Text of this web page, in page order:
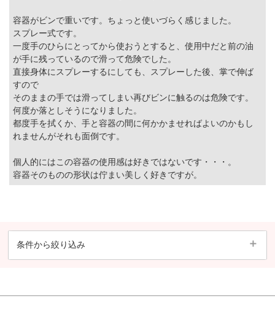
容器がビンで重いです。ちょっと使いづらく感じました。
スプレー式です。
一度手のひらにとってから使おうとすると、使用中だと前の油
が手に残っているので滑って危険でした。
直接身体にスプレーするにしても、スプレーした後、掌で伸ば
すので
そのままの手では滑ってしまい再びビンに触るのは危険です。
何度か落としそうになりました。
都度手を拭くか、手と容器の間に何かかませればよいのかもし
れませんがそれも面倒です。
個人的にはこの容器の使用感は好きではないです・・・。
容器そのものの形状は佇まい美しく好きですが。
条件から絞り込み